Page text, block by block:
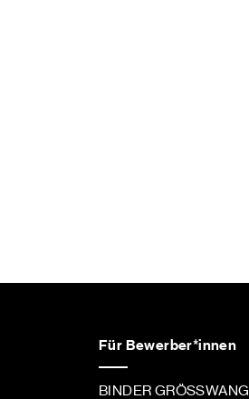
Für Bewerber*innen
BINDER GRÖSSWANG